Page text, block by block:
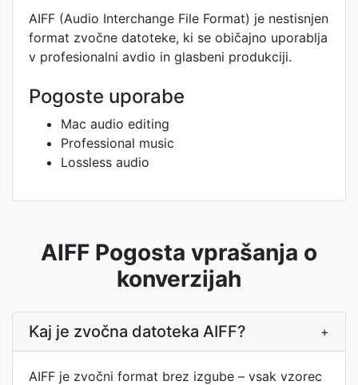
AIFF (Audio Interchange File Format) je nestisnjen
format zvočne datoteke, ki se običajno uporablja
v profesionalni avdio in glasbeni produkciji.
Pogoste uporabe
Mac audio editing
Professional music
Lossless audio
AIFF Pogosta vprašanja o
konverzijah
Kaj je zvočna datoteka AIFF? +
AIFF je zvočni format brez izgube – vsak vzorec